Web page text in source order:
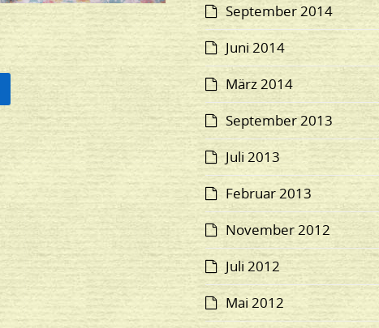
September 2014
Juni 2014
März 2014
September 2013
Juli 2013
Februar 2013
November 2012
Juli 2012
Mai 2012